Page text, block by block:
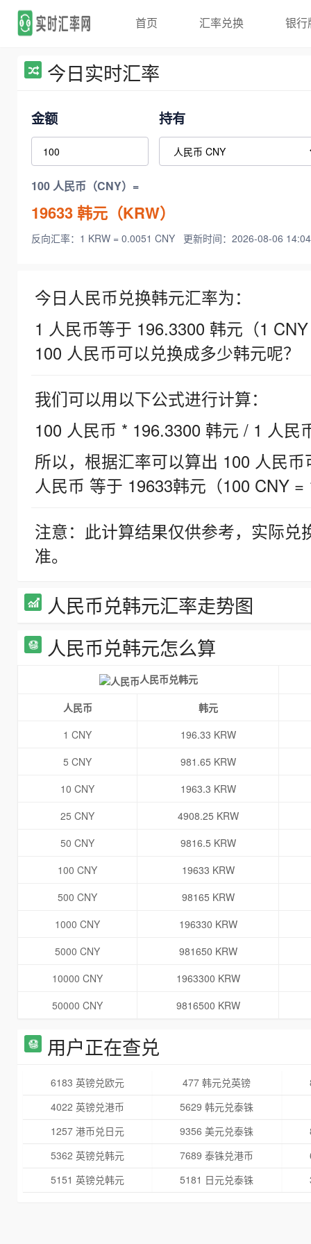
首页 汇率兑换 银行
今日实时汇率
金额 持有
100 人民币（CNY）=
19633韩元（KRW）
反向汇率：1 KRW = 0.0051 CNY 更新时间：2026-08-06
今日人民币兑换韩元汇率为：
1 人民币等于 196.3300 韩元（1
100 人民币可以兑换成多少韩元呢？
我们可以用以下公式进行计算：
100 人民币 * 196.3300 韩元 / 1 人民
所以，根据汇率可以算出 100 人民
人民币 等于 19633韩元（100 CNY =
注意：此计算结果仅供参考，实际
准。
人民币兑韩元汇率走势图
人民币兑韩元怎么算
人民币兑韩元
人民币
韩元
1 CNY
196.33 KRW
5 CNY
981.65 KRW
10 CNY
1963.3 KRW
25 CNY
4908.25 KRW
50 CNY
9816.5 KRW
100 CNY
19633 KRW
500 CNY
98165 KRW
1000 CNY
196330 KRW
5000 CNY
981650 KRW
10000 CNY
1963300 KRW
50000 CNY
9816500 KRW
用户正在查兑
6183 英镑兑欧元 477 韩元兑英镑
4022 英镑兑港币
5629 韩元兑泰铢
1257 港币兑日元
9356 美元兑泰铢
5362 英镑兑韩元
7689 泰铢兑港币
5151 英镑兑韩元
5181 日元兑泰铢